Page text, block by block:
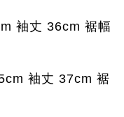
袖丈 36cm 裾幅
袖丈 37cm 裾